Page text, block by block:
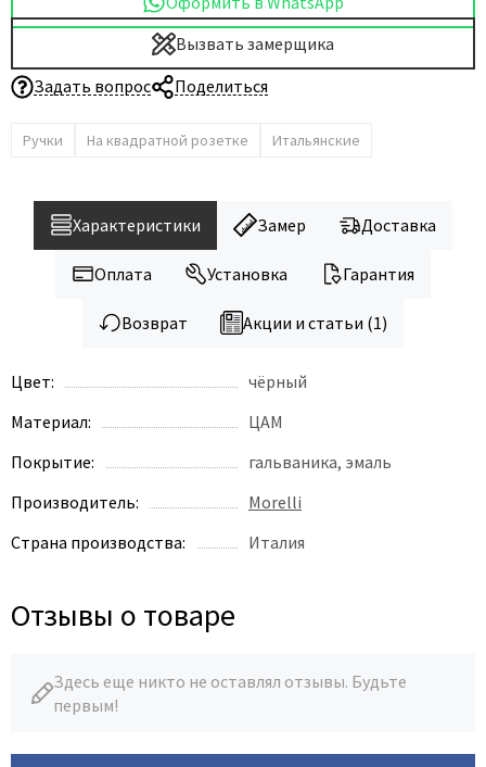
Dircode
Eclisse
El Porta
Fuaro
Hausdoors
Kapelli
Krona Koblenz
Komfort Doors
Line Doors
Luxor
Milyana
Morelli
Ofram
Вызвать замерщика
Задать вопрос
Поделиться
Ручки На квадратной розетке Итальянские
Характеристики Замер Доставка
Оплата Установка Гарантия
Возврат Акции и статьи (1)
Цвет:
чёрный
Материал:
ЦАМ
Покрытие:
гальваника, эмаль
Производитель:
Morelli
Страна производства:
Италия
Отзывы о товаре
Здесь еще никто не оставлял отзывы. Будьте
первым!